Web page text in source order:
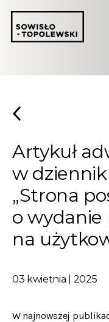
Artykuł
w
„Strona
o wydanie
na
03 kwietnia | 2025
W najnowszej